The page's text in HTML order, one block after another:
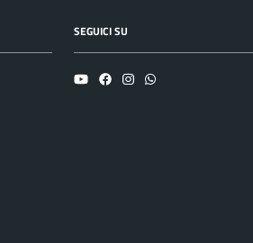
SEGUICI SU
YouTubeFacebookInstagramWhatsapp